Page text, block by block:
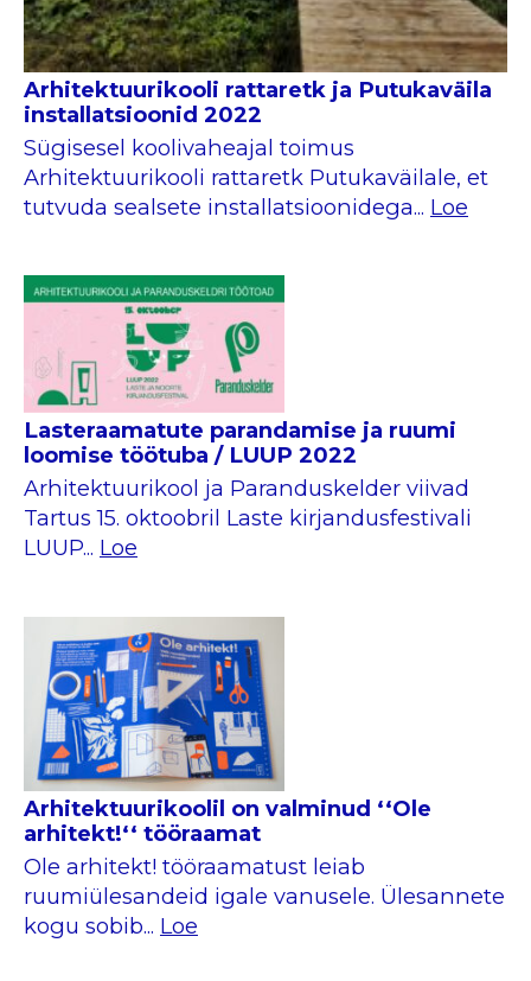
Arhitektuurikooli rattaretk ja Putukaväila
installatsioonid 2022
Sügisesel koolivaheajal toimus
Arhitektuurikooli rattaretk Putukaväilale, et
tutvuda sealsete installatsioonidega... Loe
Lasteraamatute parandamise ja ruumi
loomise töötuba / LUUP 2022
Arhitektuurikool ja Paranduskelder viivad
Tartus 15. oktoobril Laste kirjandusfestivali
LUUP... Loe
Arhitektuurikoolil on valminud ‘‘Ole
arhitekt!‘‘ tööraamat
Ole arhitekt! tööraamatust leiab
ruumiülesandeid igale vanusele. Ülesannete
kogu sobib... Loe